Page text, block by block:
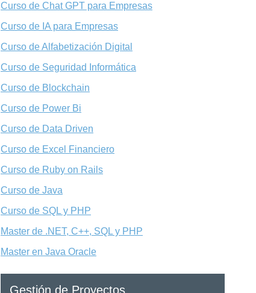
Curso de Chat GPT para Empresas
Curso de IA para Empresas
Curso de Alfabetización Digital
Curso de Seguridad Informática
Curso de Blockchain
Curso de Power Bi
Curso de Data Driven
Curso de Excel Financiero
Curso de Ruby on Rails
Curso de Java
Curso de SQL y PHP
Master de .NET, C++, SQL y PHP
Master en Java Oracle
Gestión de Proyectos